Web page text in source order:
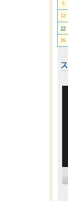
5
12
19
26